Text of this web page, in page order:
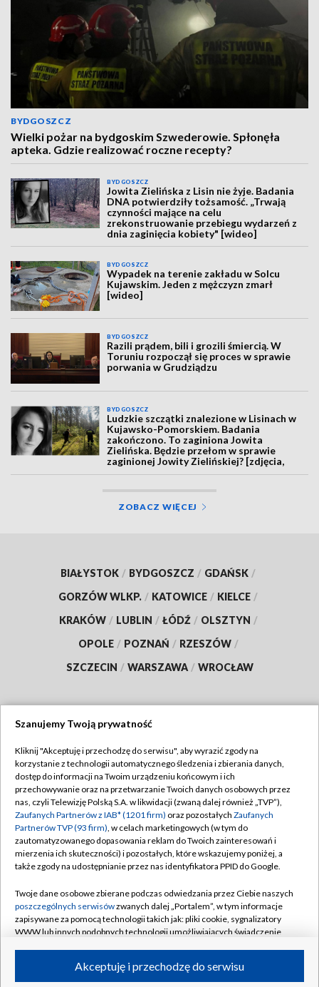
BYDGOSZCZ
Wielki pożar na bydgoskim Szwederowie. Spłonęła
apteka. Gdzie realizować roczne recepty?
BYDGOSZCZ
Jowita Zielińska z Lisin nie żyje. Badania
DNA potwierdziły tożsamość. „Trwają
czynności mające na celu
zrekonstruowanie przebiegu wydarzeń z
dnia zaginięcia kobiety" [wideo]
BYDGOSZCZ
Wypadek na terenie zakładu w Solcu
Kujawskim. Jeden z mężczyzn zmarł
[wideo]
BYDGOSZCZ
Razili prądem, bili i grozili śmiercią. W
Toruniu rozpoczął się proces w sprawie
porwania w Grudziądzu
BYDGOSZCZ
Ludzkie szczątki znalezione w Lisinach w
Kujawsko-Pomorskiem. Badania
zakończono. To zaginiona Jowita
Zielińska. Będzie przełom w sprawie
zaginionej Jowity Zielińskiej? [zdjęcia,
wideo, aktualizacja]
ZOBACZ WIĘCEJ
BIAŁYSTOK / BYDGOSZCZ / GDAŃSK /
GORZÓW WLKP. / KATOWICE / KIELCE /
KRAKÓW / LUBLIN / ŁÓDŹ / OLSZTYN /
OPOLE / POZNAŃ / RZESZÓW /
SZCZECIN / WARSZAWA / WROCŁAW
TVP
Abonament TVP
Emisja w TVP
Centrum informacji TVP
Naziemna Telewizja Cyfrowa
Rada Programowa
System NOS
Informacje o nadawcy
Program dla prasy
Regulamin TVP
Polityka prywatności
Moje zgody
Pomoc
Kontakt
Kanały
Szanujemy Twoją prywatność
Kliknij "Akceptuję i przechodzę do serwisu", aby wyrazić zgody na
korzystanie z technologii automatycznego śledzenia i zbierania danych,
dostęp do informacji na Twoim urządzeniu końcowym i ich
przechowywanie oraz na przetwarzanie Twoich danych osobowych przez
nas, czyli Telewizję Polską S.A. w likwidacji (zwaną dalej również „TVP”),
Zaufanych Partnerów z IAB* (1201 firm) oraz pozostałych Zaufanych
Partnerów TVP (93 firm), w celach marketingowych (w tym do
zautomatyzowanego dopasowania reklam do Twoich zainteresowań i
mierzenia ich skuteczności) i pozostałych, które wskazujemy poniżej, a
także zgody na udostępnianie przez nas identyfikatora PPID do Google.
Twoje dane osobowe zbierane podczas odwiedzania przez Ciebie naszych
poszczególnych serwisówzwanych dalej „Portalem”, w tym informacje
zapisywane za pomocą technologii takich jak: pliki cookie, sygnalizatory
WWW lub innych podobnych technologii umożliwiających świadczenie
ruchu w Internecie.Akceptuję i przechodzę do serwisu